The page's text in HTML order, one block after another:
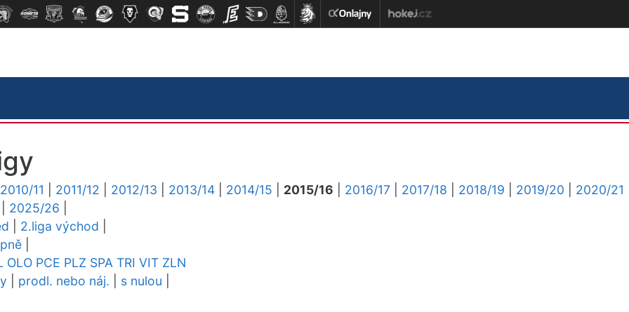
2010/11 2011/12 2012/13 2013/14 2014/15 2015/16 2016/17 2017/18 2018/19 2019/20
2020/21
2025/26
2.liga východ
OLO PCE PLZ SPA TRI VIT ZLN
prodl. nebo náj. s nulou